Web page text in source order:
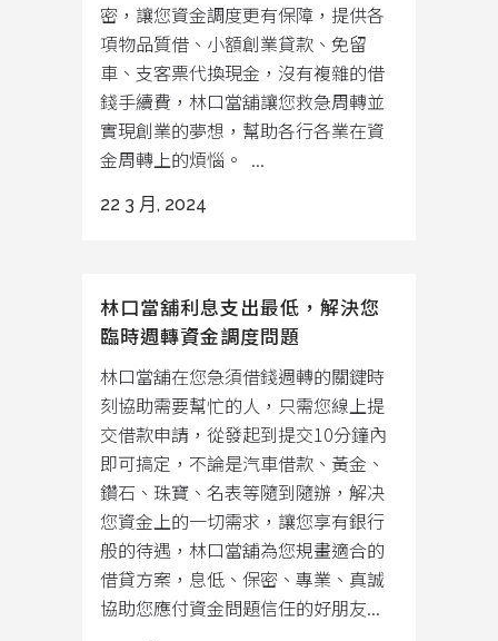
密，讓您資金調度更有保障，提供各
項物品質借、小額創業貸款、免留
車、支客票代換現金，沒有複雜的借
錢手續費，林口當舖讓您救急周轉並
實現創業的夢想，幫助各行各業在資
金周轉上的煩惱。 ...
22 3 月, 2024
林口當舖利息支出最低，解決您
臨時週轉資金調度問題
林口當舖在您急須借錢週轉的關鍵時
刻協助需要幫忙的人，只需您線上提
交借款申請，從發起到提交10分鐘內
即可搞定，不論是汽車借款、黃金、
鑽石、珠寶、名表等隨到隨辦，解决
您資金上的一切需求，讓您享有銀行
般的待遇，林口當舖為您規畫適合的
借貸方案，息低、保密、專業、真誠
協助您應付資金問題信任的好朋友...